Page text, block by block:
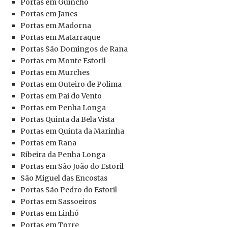
Portas em Janes
Portas em Madorna
Portas em Matarraque
Portas São Domingos de Rana
Portas em Monte Estoril
Portas em Murches
Portas em Outeiro de Polima
Portas em Pai do Vento
Portas em Penha Longa
Portas Quinta da Bela Vista
Portas em Quinta da Marinha
Portas em Rana
Ribeira da Penha Longa
Portas em São João do Estoril
São Miguel das Encostas
Portas São Pedro do Estoril
Portas em Sassoeiros
Portas em Linhó
Portas em Torre